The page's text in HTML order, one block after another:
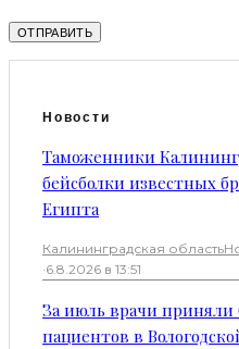
Новости
Таможенники
бейсболки известных
Египта
Калининградская область
·6.8.2026 в 13:51
За июль врачи приняли
пациентов в